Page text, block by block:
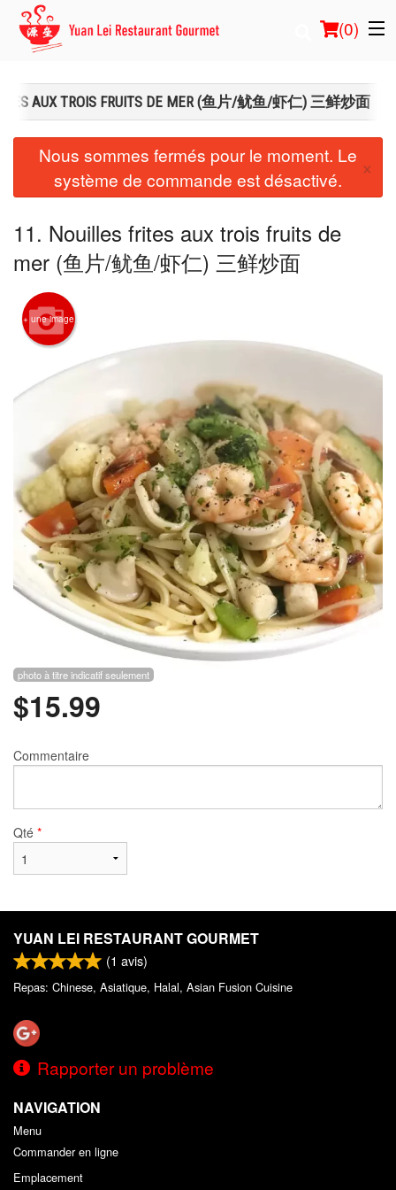
(0)
Commander en ligne
Emplacement
Connection
Inscription
Panier (0)
Rechercher
AUX TROIS FRUITS DE MER (鱼片/鱿鱼/虾仁) 三鲜炒面
Nous sommes fermés pour le moment. Le
système de commande est désactivé.
×
11. Nouilles frites aux trois fruits de
mer (鱼片/鱿鱼/虾仁) 三鲜炒面
+ une image
photo à titre indicatif seulement
$15.99
Commentaire
Qté *
YUAN LEI RESTAURANT GOURMET
(1 avis)
Repas: Chinese, Asiatique, Halal, Asian Fusion Cuisine
Rapporter un problème
NAVIGATION
Menu
Commander en ligne
Emplacement